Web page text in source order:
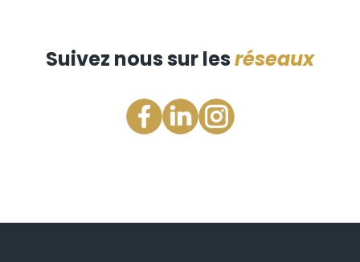
Suivez nous sur lesréseaux